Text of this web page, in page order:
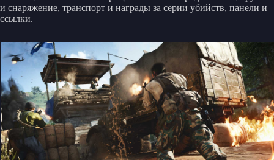
и снаряжение, транспорт и награды за серии убийств, панели и
ссылки.